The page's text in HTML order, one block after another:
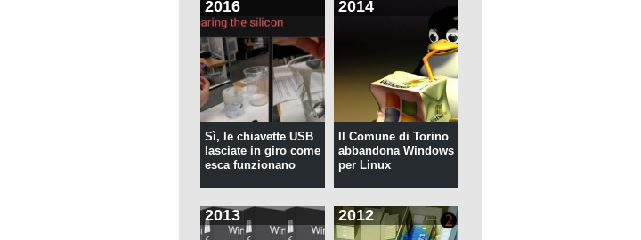
2016
Sì, le chiavette USB
lasciate in giro come
esca funzionano
2014
Il Comune di Torino
abbandona Windows
per Linux
2013 2012